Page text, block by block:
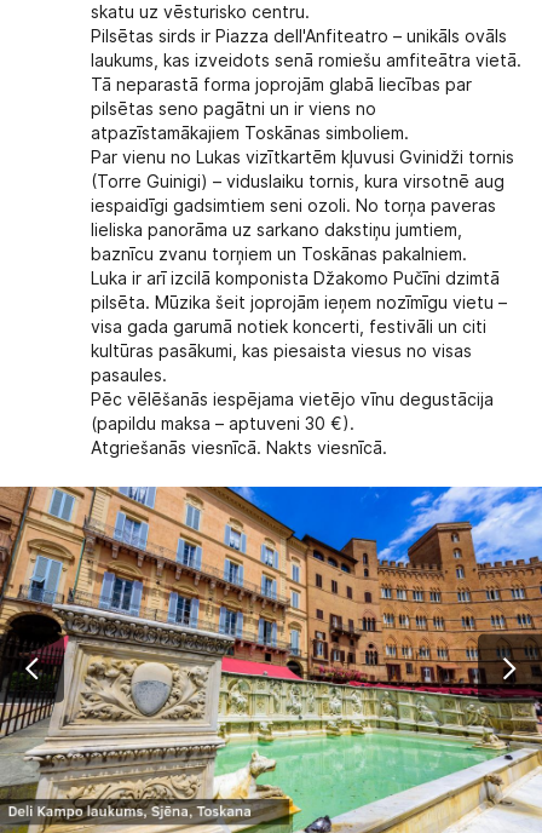
skatu uz vēsturisko centru.
Pilsētas sirds ir Piazza dell'Anfiteatro – unikāls ovāls
laukums, kas izveidots senā romiešu amfiteātra vietā.
Tā neparastā forma joprojām glabā liecības par
pilsētas seno pagātni un ir viens no
atpazīstamākajiem Toskānas simboliem.
Par vienu no Lukas vizītkartēm kļuvusi Gvinidži tornis
(Torre Guinigi) – viduslaiku tornis, kura virsotnē aug
iespaidīgi gadsimtiem seni ozoli. No torņa paveras
lieliska panorāma uz sarkano dakstiņu jumtiem,
baznīcu zvanu torņiem un Toskānas pakalniem.
Luka ir arī izcilā komponista Džakomo Pučīni dzimtā
pilsēta. Mūzika šeit joprojām ieņem nozīmīgu vietu –
visa gada garumā notiek koncerti, festivāli un citi
kultūras pasākumi, kas piesaista viesus no visas
pasaules.
Pēc vēlēšanās iespējama vietējo vīnu degustācija
(papildu maksa – aptuveni 30 €).
Atgriešanās viesnīcā. Nakts viesnīcā.